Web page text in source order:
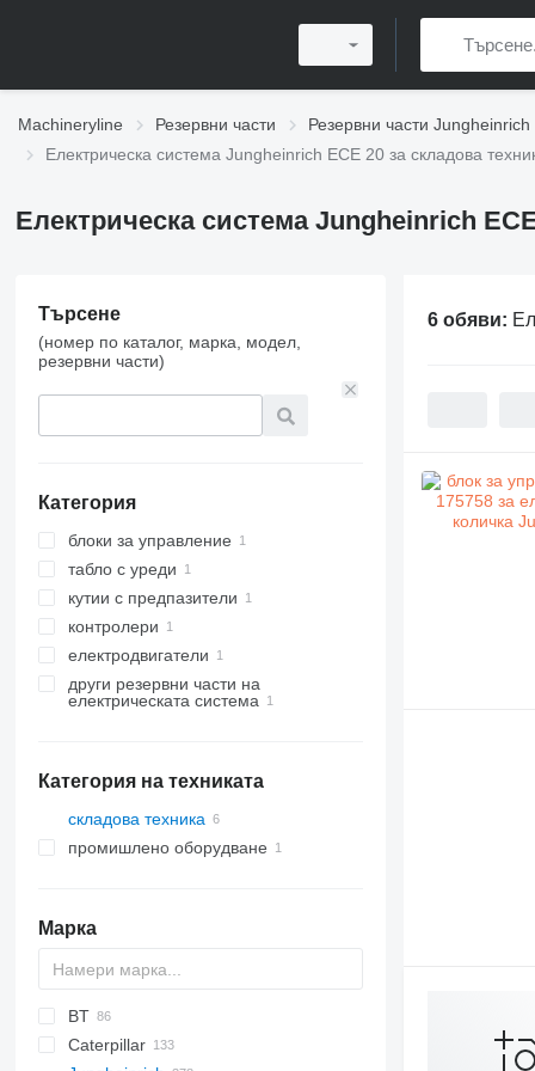
Machineryline Резервни части Резервни части Jungheinrich
Електрическа система Jungheinrich ECE 20 за складова
Електрическа система Jungheinrich
Търсене
(номер по каталог, марка, модел,
резервни части)
Категория
блоки за управление
табло с уреди
кутии с предпазители
контролери
електродвигатели
други резервни части на
електрическата система
Категория на техниката
складова техника
мотокари
промишлено оборудване
Марка
PLL
TS
BT
C-series
T series
Caterpillar
6 обяви: